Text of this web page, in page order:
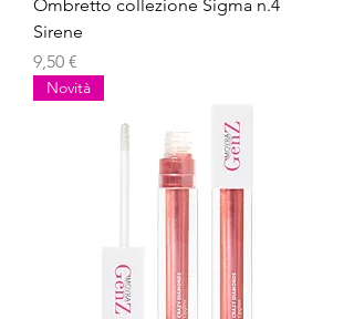
Ombretto collezione Sigma n.4
Sirene
Prezzo
9,50 €
Novità